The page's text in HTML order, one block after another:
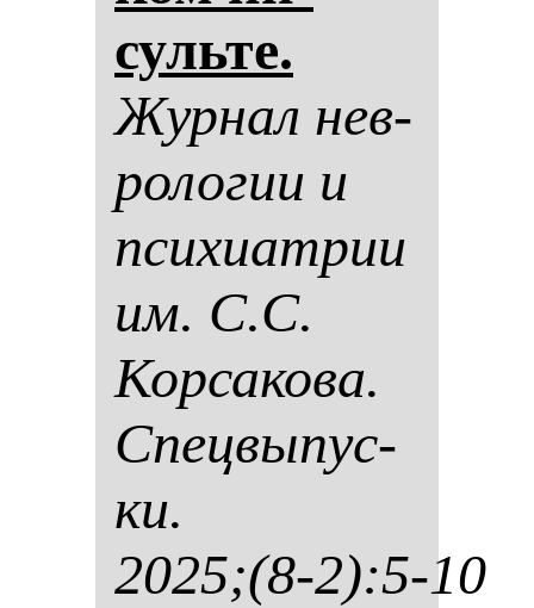
суль­те.
Жур­нал нев­
ро­ло­гии и
пси­хи­ат­рии
им. С.С.
Кор­са­ко­ва.
Спец­вы­пус­
ки.
2025;(8-2):5-10